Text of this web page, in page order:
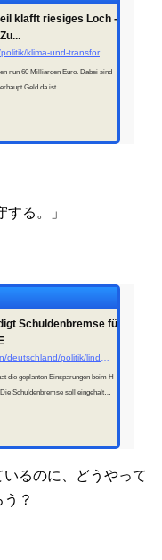
klafft riesiges Loch -
https://www.sueddeutsche.de/politik/klima-und-transformationsfonds-energiewende-christian-lindner-robert-habeck-urteil-haushalt-1.6304105
nun 60 Milliarden Euro. Dabei sind
Geld da ist.
る。」
Schuldenbremse fü
die geplanten Einsparungen beim H
Schuldenbremse soll eingehalten
るのに、どうやって
？